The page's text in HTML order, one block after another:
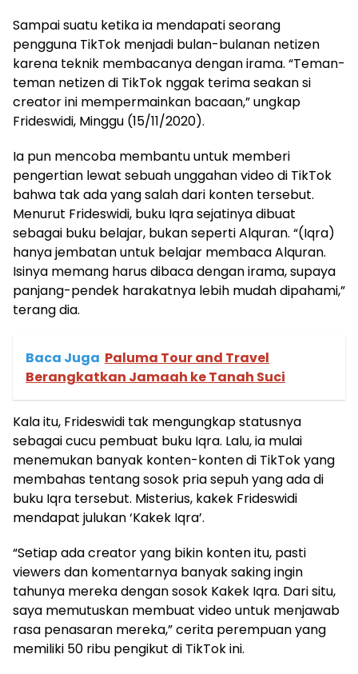
Sampai suatu ketika ia mendapati seorang
pengguna TikTok menjadi bulan-bulanan netizen
karena teknik membacanya dengan irama. “Teman-
teman netizen di TikTok nggak terima seakan si
creator ini mempermainkan bacaan,” ungkap
Frideswidi, Minggu (15/11/2020).
Ia pun mencoba membantu untuk memberi
pengertian lewat sebuah unggahan video di TikTok
bahwa tak ada yang salah dari konten tersebut.
Menurut Frideswidi, buku Iqra sejatinya dibuat
sebagai buku belajar, bukan seperti Alquran. “(Iqra)
hanya jembatan untuk belajar membaca Alquran.
Isinya memang harus dibaca dengan irama, supaya
panjang-pendek harakatnya lebih mudah dipahami,”
terang dia.
Baca Juga Paluma Tour and Travel
Berangkatkan Jamaah ke Tanah Suci
Kala itu, Frideswidi tak mengungkap statusnya
sebagai cucu pembuat buku Iqra. Lalu, ia mulai
menemukan banyak konten-konten di TikTok yang
membahas tentang sosok pria sepuh yang ada di
buku Iqra tersebut. Misterius, kakek Frideswidi
mendapat julukan ‘Kakek Iqra’.
“Setiap ada creator yang bikin konten itu, pasti
viewers dan komentarnya banyak saking ingin
tahunya mereka dengan sosok Kakek Iqra. Dari situ,
saya memutuskan membuat video untuk menjawab
rasa penasaran mereka,” cerita perempuan yang
memiliki 50 ribu pengikut di TikTok ini.